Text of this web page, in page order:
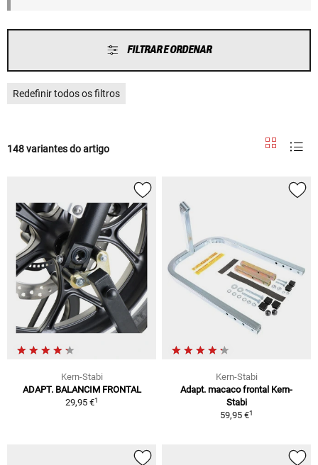
FILTRAR E ORDENAR
Redefinir todos os filtros
148 variantes do artigo
Kern-Stabi
ADAPT. BALANCIM FRONTAL
29,95 €1
Kern-Stabi
Adapt. macaco frontal Kern-
Stabi
59,95 €1